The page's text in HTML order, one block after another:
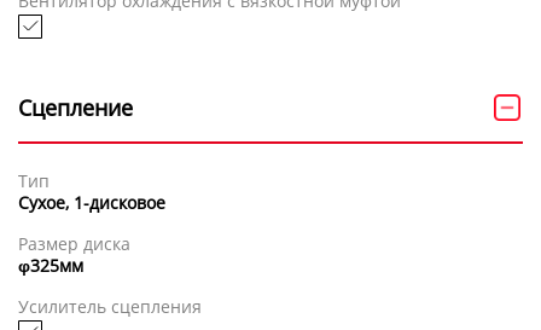
Сцепление
Тип
Сухое, 1-дисковое
Размер диска
φ325мм
Усилитель сцепления